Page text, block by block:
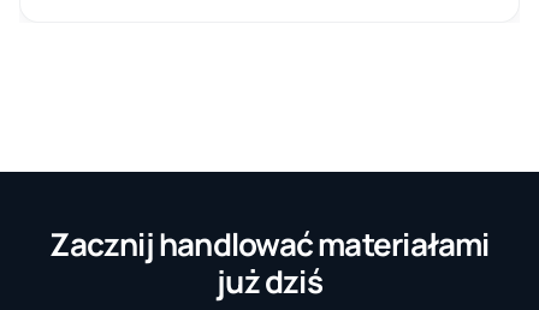
Zacznij handlować materiałami
już dziś